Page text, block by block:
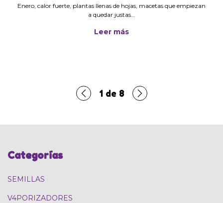
Enero, calor fuerte, plantas llenas de hojas, macetas que empiezan
a quedar justas…
Leer más
1 de 8
Categorías
SEMILLAS
V4PORIZADORES